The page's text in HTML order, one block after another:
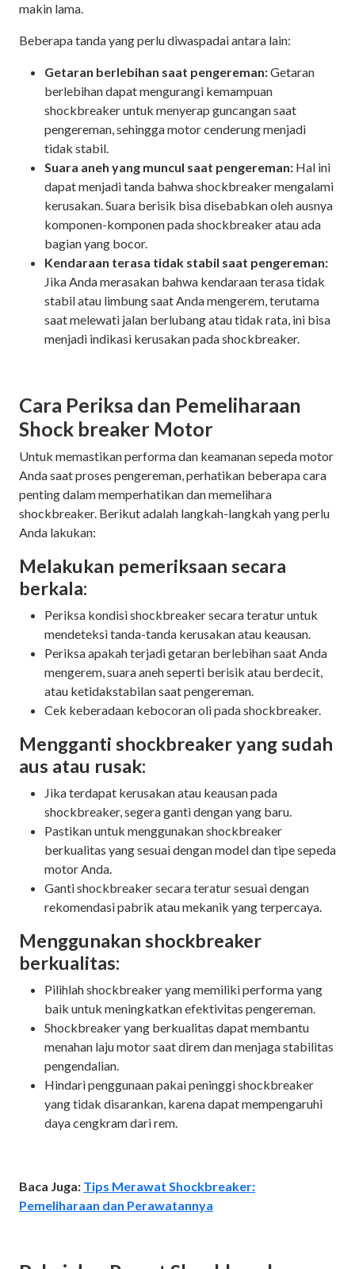
makin lama.
Beberapa tanda yang perlu diwaspadai antara lain:
Getaran berlebihan saat pengereman:Getaran
berlebihan dapat mengurangi kemampuan
shockbreaker untuk menyerap guncangan saat
pengereman, sehingga motor cenderung menjadi
tidak stabil.
Suara aneh yang muncul saat pengereman: Hal ini
dapat menjadi tanda bahwa shockbreaker mengalami
kerusakan. Suara berisik bisa disebabkan oleh ausnya
komponen-komponen pada shockbreaker atau ada
bagian yang bocor.
Kendaraan terasa tidak stabil saat pengereman:
Jika Anda merasakan bahwa kendaraan terasa tidak
stabil atau limbung saat Anda mengerem, terutama
saat melewati jalan berlubang atau tidak rata, ini bisa
menjadi indikasi kerusakan pada shockbreaker.
Cara Periksa dan Pemeliharaan
Shock breaker Motor
Untuk memastikan performa dan keamanan sepeda motor
Anda saat proses pengereman, perhatikan beberapa cara
penting dalam memperhatikan dan memelihara
shockbreaker. Berikut adalah langkah-langkah yang perlu
Anda lakukan:
Melakukan pemeriksaan secara
berkala:
Periksa kondisi shockbreaker secara teratur untuk
mendeteksi tanda-tanda kerusakan atau keausan.
Periksa apakah terjadi getaran berlebihan saat Anda
mengerem, suara aneh seperti berisik atau berdecit,
atau ketidakstabilan saat pengereman.
Cek keberadaan kebocoran oli pada shockbreaker.
Mengganti shockbreaker yang sudah
aus atau rusak:
Jika terdapat kerusakan atau keausan pada
shockbreaker, segera ganti dengan yang baru.
Pastikan untuk menggunakan shockbreaker
berkualitas yang sesuai dengan model dan tipe sepeda
motor Anda.
Ganti shockbreaker secara teratur sesuai dengan
rekomendasi pabrik atau mekanik yang terpercaya.
Menggunakan shockbreaker
berkualitas:
Pilihlah shockbreaker yang memiliki performa yang
baik untuk meningkatkan efektivitas pengereman.
Shockbreaker yang berkualitas dapat membantu
menahan laju motor saat direm dan menjaga stabilitas
pengendalian.
Hindari penggunaan pakai peninggi shockbreaker
yang tidak disarankan, karena dapat mempengaruhi
daya cengkram dari rem.
Baca Juga: Tips Merawat Shockbreaker:
Pemeliharaan dan Perawatannya